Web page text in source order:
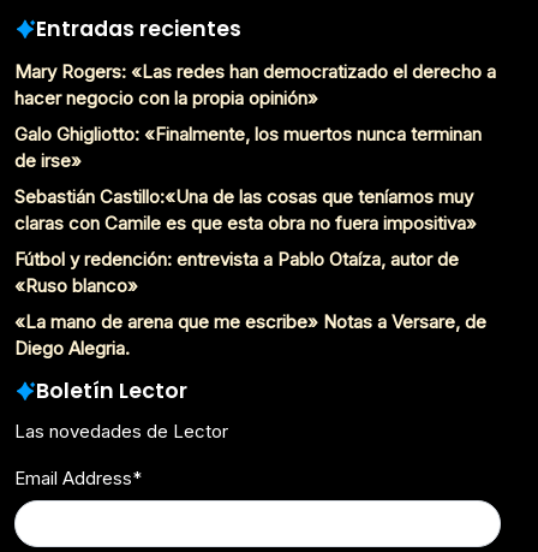
Entradas recientes
Mary Rogers: «Las redes han democratizado el derecho a
hacer negocio con la propia opinión»
Galo Ghigliotto: «Finalmente, los muertos nunca terminan
de irse»
Sebastián Castillo:«Una de las cosas que teníamos muy
claras con Camile es que esta obra no fuera impositiva»
Fútbol y redención: entrevista a Pablo Otaíza, autor de
«Ruso blanco»
«La mano de arena que me escribe» Notas a Versare, de
Diego Alegria.
Boletín Lector
Las novedades de Lector
Email Address*